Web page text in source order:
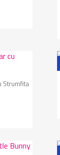
Strumfita